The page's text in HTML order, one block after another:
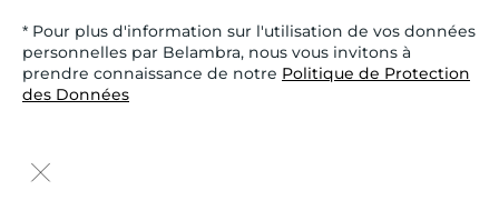
* Pour plus d'information sur l'utilisation de vos données
personnelles par Belambra, nous vous invitons à
prendre connaissance de notre Politique de Protection
des Données